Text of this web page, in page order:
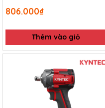
806.000₫
Thêm vào giỏ